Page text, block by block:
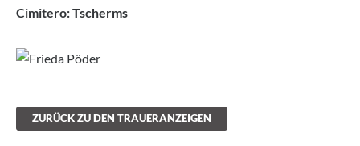
Cimitero: Tscherms
ZURÜCK ZU DEN TRAUERANZEIGEN